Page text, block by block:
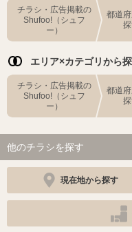
チラシ・広告掲載の
Shufoo!（シュフ
ー）
都道
エリア×カテゴリから
チラシ・広告掲載の
Shufoo!（シュフ
ー）
都道
他のチラシを探す
現在地から探す